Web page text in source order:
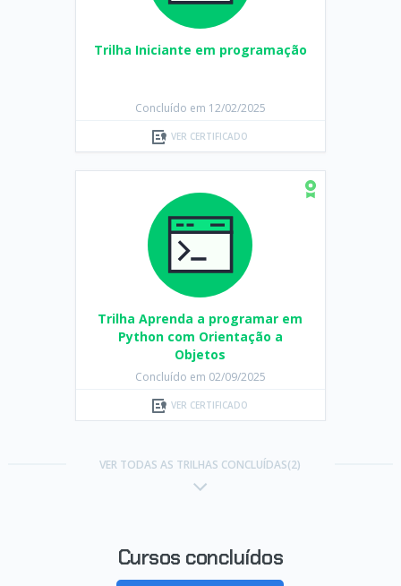
Trilha Iniciante em programação
Concluído em 12/02/2025
VER CERTIFICADO
Trilha Aprenda a programar em
Python com Orientação a
Objetos
Concluído em 02/09/2025
VER CERTIFICADO
VER TODAS AS TRILHAS CONCLUÍDAS(2)
Cursos concluídos